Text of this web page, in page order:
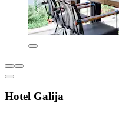
Hotel Galija